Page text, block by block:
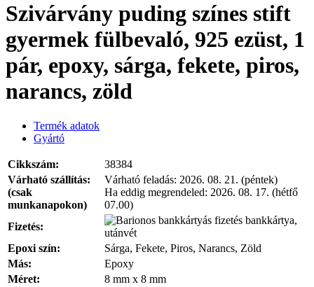
Szivárvány puding színes stift
gyermek fülbevaló, 925 ezüst, 1
pár, epoxy, sárga, fekete, piros,
narancs, zöld
Termék adatok
Gyártó
Cikkszám:
38384
Várható szállítás:
(csak
munkanapokon)
Várható feladás: 2026. 08. 21. (péntek)
Ha eddig megrendeled: 2026. 08. 17. (hétfő
07.00)
Fizetés:
bankkártya,
utánvét
Epoxi szín:
Sárga, Fekete, Piros, Narancs, Zöld
Más:
Epoxy
Méret:
8 mm x 8 mm